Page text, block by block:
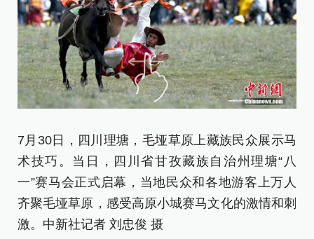
7月30日，四川理塘，毛垭草原上藏族民众展示马
术技巧。当日，四川省甘孜藏族自治州理塘“八
一”赛马会正式启幕，当地民众和各地游客上万人
齐聚毛垭草原，感受高原小城赛马文化的激情和刺
激。中新社记者 刘忠俊 摄